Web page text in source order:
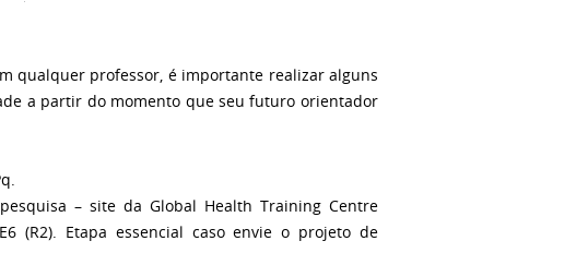
qualquer professor, é importante realizar alguns
a partir do momento que seu futuro orientador
– site da Global Health Training Centre
(R2). Etapa essencial caso envie o projeto de